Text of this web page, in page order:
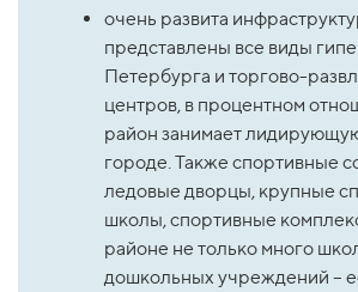
очень развита
представлены все виды
Петербурга и торгово-
центров, в процентном
район занимает
городе. Также спортивные
ледовые дворцы, крупные
школы, спортивные
районе не только много
дошкольных учреждений –